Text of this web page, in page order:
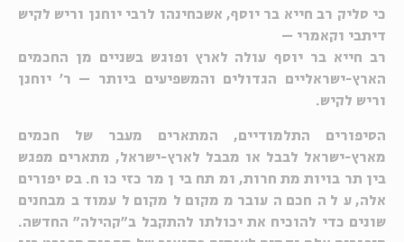
כי סליק רב חייא בר יוסף, אשכחינהו לרבי יוחנן וריש לקיש
דיתבי וקאמרי –
רב חייא בר יוסף עולה לארץ ופוגש בשניים מן החכמים
הארץ-ישראליים הגדולים והמשפיעים ביותר – ר' יוחנן
וריש לקיש.
הסיפורים התלמודיים, המתארים מעבר של חכמים
מארץ-ישראל לבבל או מבבל לארץ-ישראל, מתארים מפגש
בין תרבויות מתחרות, ומתח בין מרכזי כוח. בסיפורים
אלה, על החכם העובר ממקום למקום לעמוד במבחנים
שונים כדי להוכיח את יכולתו להתקבל ב"קהילה" החדשה.